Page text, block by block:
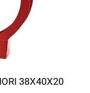
38X40X20